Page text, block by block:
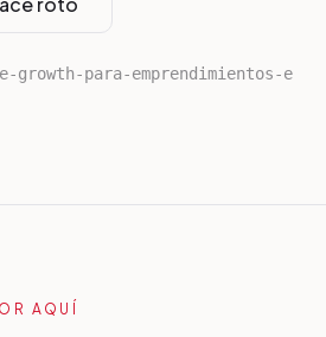
growth-para-emprendimientos-e
AQUÍ